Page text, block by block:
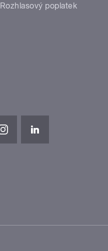
Rozhlasový poplatek